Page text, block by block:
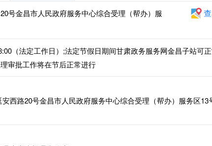
号金昌市人民政府服务中心综合受理（帮办）服
（法定工作日）;法定节假日期间甘肃政务服务网金昌子站可
审批工作将在节后正常进行
西路20号金昌市人民政府服务中心综合受理（帮办）服务区13